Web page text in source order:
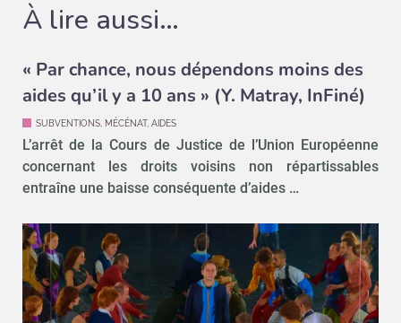
À lire aussi…
« Par chance, nous dépendons moins des
aides qu’il y a 10 ans » (Y. Matray, InFiné)
SUBVENTIONS, MÉCÉNAT, AIDES
L’arrêt de la Cours de Justice de l’Union Européenne
concernant les droits voisins non répartissables
entraîne une baisse conséquente d’aides …